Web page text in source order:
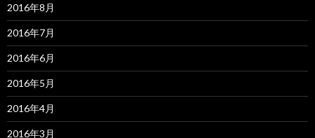
2016年8月
2016年7月
2016年6月
2016年5月
2016年4月
2016年3月